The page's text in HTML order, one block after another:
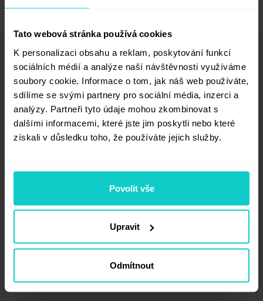
Tato webová stránka používá cookies
K personalizaci obsahu a reklam, poskytování funkcí
sociálních médií a analýze naší návštěvnosti využíváme
soubory cookie. Informace o tom, jak náš web používáte,
sdílíme se svými partnery pro sociální média, inzerci a
analýzy. Partneři tyto údaje mohou zkombinovat s
dalšími informacemi, které jste jim poskytli nebo které
získali v důsledku toho, že používáte jejich služby.
Povolit vše
Upravit
Odmítnout
Vaše komentáře (0)
Podpis*
E-mailová adresa (skrytá)*